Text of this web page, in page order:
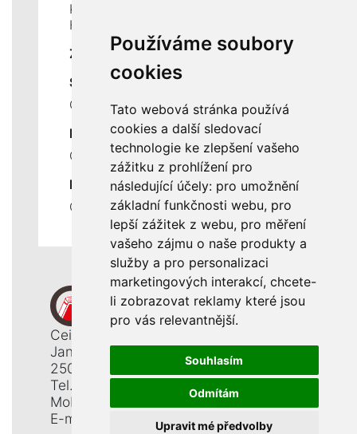
Používáme soubory
cookies
Tato webová stránka používá
cookies a další sledovací
technologie ke zlepšení vašeho
zážitku z prohlížení pro
následující účely: pro umožnění
základní funkčnosti webu, pro
lepší zážitek z webu, pro měření
vašeho zájmu o naše produkty a
služby a pro personalizaci
marketingových interakcí, chcete-
li zobrazovat reklamy které jsou
pro vás relevantnější.
Souhlasím
Odmítám
Upravit mé předvolby
Kontakty
Historie a současnost
ZÁKLADNÍ ÚDAJE
SLUŽBY
Ceník servisních prací
DŮLEŽITÉ INFORMACE
Ochrana osobních údajů
RYCHLÉ ODKAZY
Odstoupení od smlouvy
Ceiba, s. r. o.
Jana Opletala 1265
250 01 Brandýs n. L. - St. Boleslav
Tel.: +420 326 911 044
Mobil: +420 777 345 008
E-mail:
info@ceiba.cz